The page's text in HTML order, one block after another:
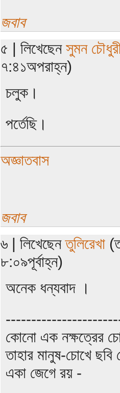
জবাব
৫ | লিখেছেন সুমন
৭:৪১অপরাহ্ন)
চলুক।
পর্তেছি।
অজ্ঞাতবাস
জবাব
৬ | লিখেছেনতুলিরেখা
৮:০৯পূর্বাহ্ন)
অনেক ধন্যবাদ ।
কোনো এক নক্ষত্রের
তাহার মানুষ-চোখে ছবি
একা জেগে রয় -